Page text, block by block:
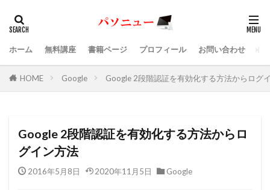
ホーム 無料講座 書籍ページ プロフィール お問い合わせ
HOME Google Google 2段階認証を有効化する方法からログ
Google 2段階認証を有効化する方法からロ
グイン方法
2016年5月8日 2020年11月5日 Google